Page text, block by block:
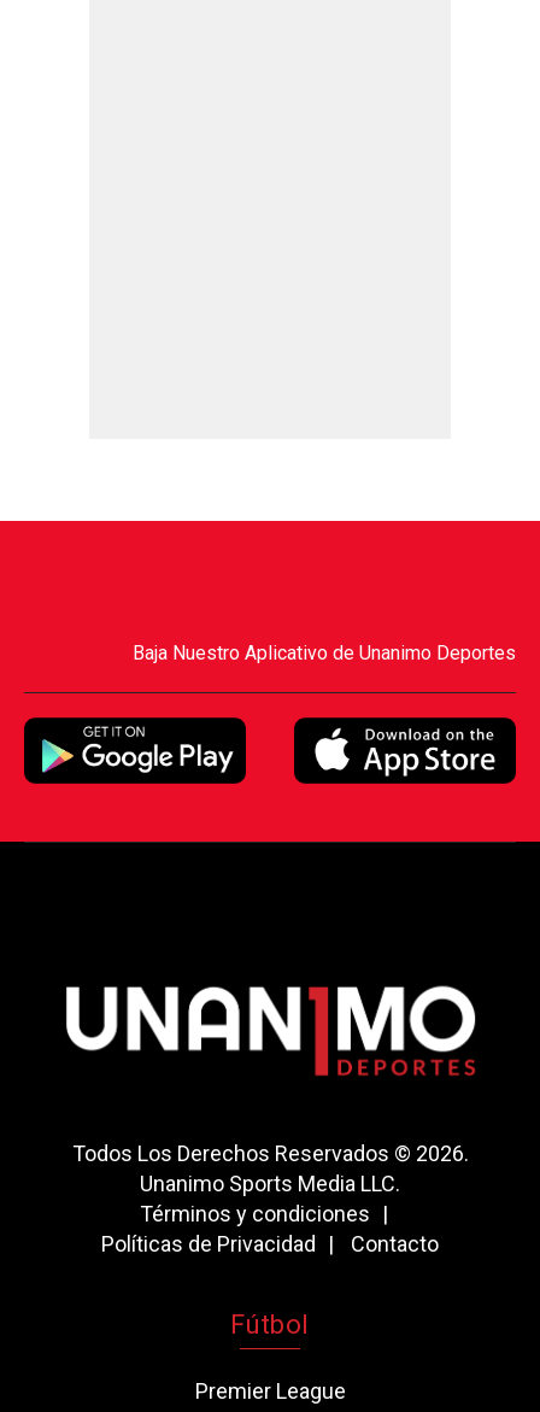
Baja Nuestro Aplicativo de Unanimo Deportes
Todos Los Derechos Reservados © 2026.
Unanimo Sports Media LLC.
Términos y condiciones
Políticas de Privacidad
Contacto
Fútbol
Premier League